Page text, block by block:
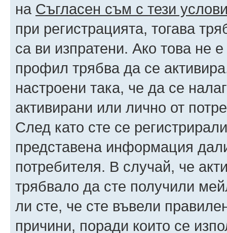
на Съгласен съм с тези
при регистрацията, тогава
са ви изпратени. Ако това не
профил трябва да се
настроени така, че да се
активирани или лично от
След като сте се
представена информация
потребителя. В случай, че
трябвало да сте получили
ли сте, че сте въвели
причини, поради които се